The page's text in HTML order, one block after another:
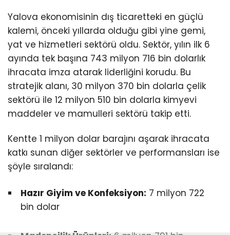
Yalova ekonomisinin dış ticaretteki en güçlü
kalemi, önceki yıllarda olduğu gibi yine gemi,
yat ve hizmetleri sektörü oldu. Sektör, yılın ilk 6
ayında tek başına 743 milyon 716 bin dolarlık
ihracata imza atarak liderliğini korudu. Bu
stratejik alanı, 30 milyon 370 bin dolarla çelik
sektörü ile 12 milyon 510 bin dolarla kimyevi
maddeler ve mamulleri sektörü takip etti.
Kentte 1 milyon dolar barajını aşarak ihracata
katkı sunan diğer sektörler ve performansları ise
şöyle sıralandı:
Hazır Giyim ve Konfeksiyon: 7 milyon 722
bin dolar